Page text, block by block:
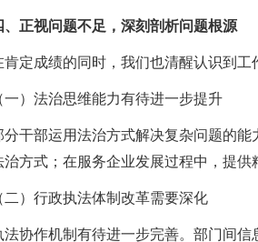
视问题不足，深刻剖析问题根源
成绩的同时，我们也清醒认识到工
法治思维能力有待进一步提升
部运用法治方式解决复杂问题的能
治方式；在服务企业发展过程中，提供
行政执法体制改革需要深化
作机制有待进一步完善。部门间信